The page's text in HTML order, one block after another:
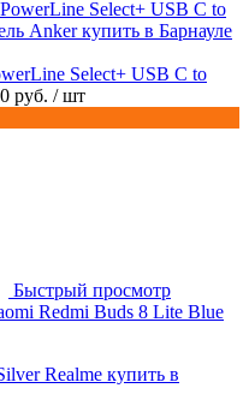
Select+ USB C to
руб. / шт
Быстрый просмотр
Redmi Buds 8 Lite Blue